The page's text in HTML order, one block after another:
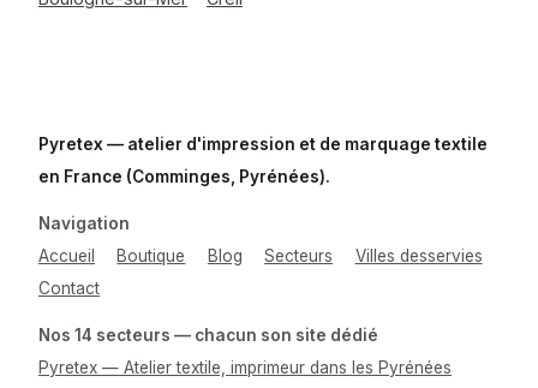
Pyretex — atelier d'impression et de marquage textile
en France (Comminges, Pyrénées).
Navigation
Accueil
Boutique Blog Secteurs
Villes desservies
Contact
Nos 14 secteurs — chacun son site dédié
Pyretex — Atelier textile, imprimeur dans les Pyrénées